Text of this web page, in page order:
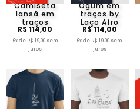
Camiseta
Iansã em
traços
R$ 114,00
6x de R$ 19,00 sem
juros
Ogum em
traços by
Laço Afro
R$ 114,00
6x de R$ 19,00 sem
juros